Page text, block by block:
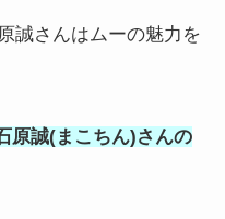
誠さんはムーの魅力を
原誠(まこちん)さんの